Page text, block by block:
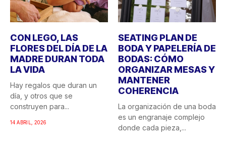
CON LEGO, LAS
FLORES DEL DÍA DE LA
MADRE DURAN TODA
LA VIDA
Hay regalos que duran un
día, y otros que se
construyen para...
14 ABRIL, 2026
SEATING PLAN DE
BODA Y PAPELERÍA DE
BODAS: CÓMO
ORGANIZAR MESAS Y
MANTENER
COHERENCIA
La organización de una boda
es un engranaje complejo
donde cada pieza,...